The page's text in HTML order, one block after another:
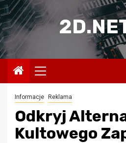
Przejdź
do
treści
Menu
główne
Informacje Reklama
Odkryj
Kultowego